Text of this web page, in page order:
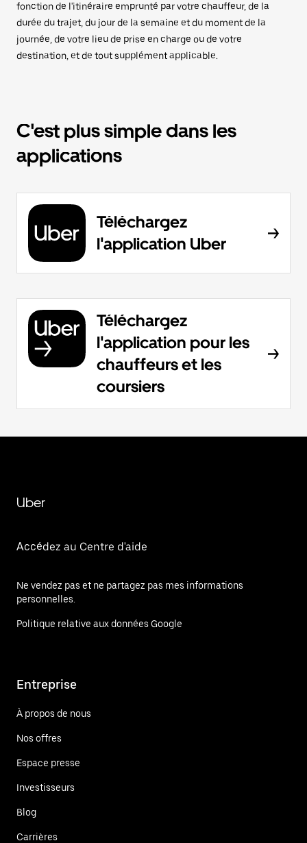
fonction de l'itinéraire emprunté par votre chauffeur, de la
durée du trajet, du jour de la semaine et du moment de la
journée, de votre lieu de prise en charge ou de votre
destination, et de tout supplément applicable.
C'est plus simple dans les
applications
Téléchargez
l'application Uber
Téléchargez
l'application pour les
chauffeurs et les
coursiers
Uber
Accédez au Centre d'aide
Ne vendez pas et ne partagez pas mes informations
personnelles.
Politique relative aux données Google
Entreprise
À propos de nous
Nos offres
Espace presse
Investisseurs
Blog
Carrières